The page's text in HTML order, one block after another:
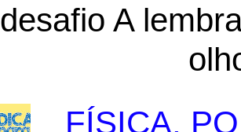
desafio A
FÍSICA,